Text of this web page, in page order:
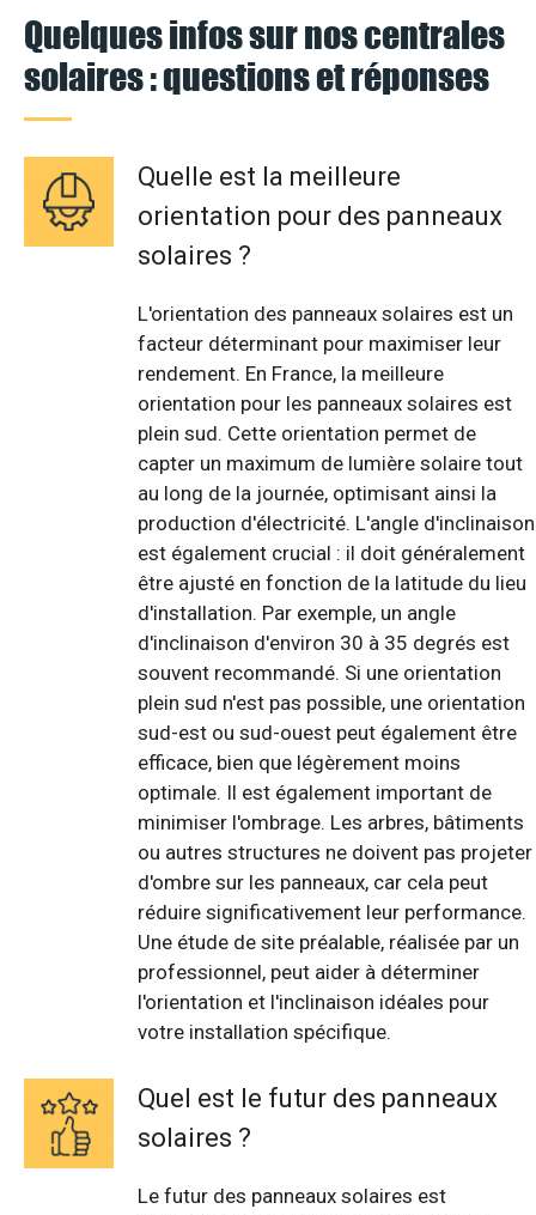
Quelques infos sur nos centrales
solaires : questions et réponses
Quelle est la meilleure
orientation pour des panneaux
solaires ?
L'orientation des panneaux solaires est un
facteur déterminant pour maximiser leur
rendement. En France, la meilleure
orientation pour les panneaux solaires est
plein sud. Cette orientation permet de
capter un maximum de lumière solaire tout
au long de la journée, optimisant ainsi la
production d'électricité. L'angle d'inclinaison
est également crucial : il doit généralement
être ajusté en fonction de la latitude du lieu
d'installation. Par exemple, un angle
d'inclinaison d'environ 30 à 35 degrés est
souvent recommandé. Si une orientation
plein sud n'est pas possible, une orientation
sud-est ou sud-ouest peut également être
efficace, bien que légèrement moins
optimale. Il est également important de
minimiser l'ombrage. Les arbres, bâtiments
ou autres structures ne doivent pas projeter
d'ombre sur les panneaux, car cela peut
réduire significativement leur performance.
Une étude de site préalable, réalisée par un
professionnel, peut aider à déterminer
l'orientation et l'inclinaison idéales pour
votre installation spécifique.
Quel est le futur des panneaux
solaires ?
Le futur des panneaux solaires est